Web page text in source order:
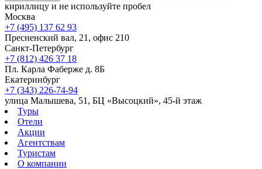
кириллицу и не используйте пробел
Москва
+7 (495) 137 62 93
Пресненский вал, 21, офис 210
Санкт-Петербург
+7 (812) 426 37 18
Пл. Карла Фаберже д. 8Б
Екатеринбург
+7 (343) 226-74-94
улица Малышева, 51, БЦ «Высоцкий», 45-й этаж
Туры
Отели
Акции
Агентствам
Туристам
О компании